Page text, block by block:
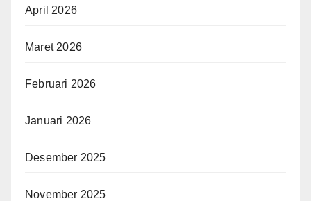
April 2026
Maret 2026
Februari 2026
Januari 2026
Desember 2025
November 2025